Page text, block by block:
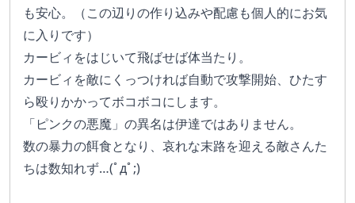
も安心。（この辺りの作り込みや配慮も個人的にお気
に入りです）
カービィをはじいて飛ばせば体当たり。
カービィを敵にくっつければ自動で攻撃開始、ひたす
ら殴りかかってボコボコにします。
「ピンクの悪魔」の異名は伊達ではありません。
数の暴力の餌食となり、哀れな末路を迎える敵さんた
ちは数知れず…(ﾟдﾟ;)